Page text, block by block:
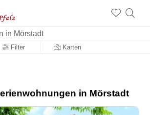
in Mörstadt
Filter Karten
Unterkünfte in Rheinland-Pfalz
in Mörstadt